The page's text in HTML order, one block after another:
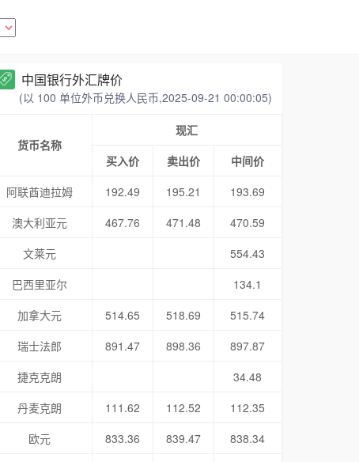
中国银行外汇牌价
(以 100 单位外币兑换人民币,2025-09-21 00:00:05)
货币名称
现汇
买入价
卖出价
中间价
阿联酋迪拉姆
192.49 195.21
193.69
澳大利亚元
467.76 471.48
470.59
文莱元
554.43
巴西里亚尔
134.1
加拿大元
514.65 518.69
515.74
瑞士法郎
891.47 898.36
897.87
捷克克朗
34.48
丹麦克朗
111.62 112.52
112.35
欧元
833.36 839.47
838.34